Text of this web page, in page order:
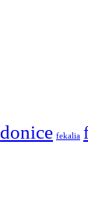
donice fekalia